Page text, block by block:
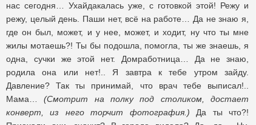
нас сегодня… Ухайдакалась уже, с готовкой этой! Режу и
режу, целый день. Паши нет, всё на работе… Да не знаю я,
где он был, может, и у нее, может, и ходит, ну что ты мне
жилы мотаешь?! Ты бы подошла, помогла, ты же знаешь, я
одна, сучки же этой нет. Домработница… Да не знаю,
родила она или нет!.. Я завтра к тебе утром зайду.
Давление? Так ты принимай, что врач тебе выписал!..
Мама…(Смотрит на полку под столиком, достает
конверт, из него торчит фотография.) Да ты что?!